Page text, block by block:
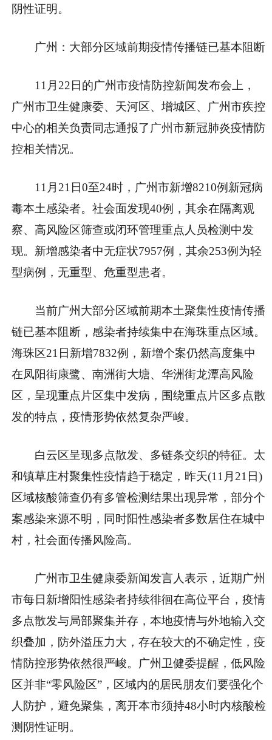
阴性证明。
广州：大部分区域前期疫情传播链已基本阻断
11月22日的广州市疫情防控新闻发布会上，
广州市卫生健康委、天河区、增城区、广州市疾控
中心的相关负责同志通报了广州市新冠肺炎疫情防
控相关情况。
11月21日0至24时，广州市新增8210例新冠病
毒本土感染者。社会面发现40例，其余在隔离观
察、高风险区筛查或闭环管理重点人员检测中发
现。新增感染者中无症状7957例，其余253例为轻
型病例，无重型、危重型患者。
当前广州大部分区域前期本土聚集性疫情传播
链已基本阻断，感染者持续集中在海珠重点区域。
海珠区21日新增7832例，新增个案仍然高度集中
在凤阳街康鹭、南洲街大塘、华洲街龙潭高风险
区，呈现重点片区集中发病，围绕重点片区多点散
发的特点，疫情形势依然复杂严峻。
白云区呈现多点散发、多链条交织的特征。太
和镇草庄村聚集性疫情趋于稳定，昨天(11月21日)
区域核酸筛查仍有多管检测结果出现异常，部分个
案感染来源不明，同时阳性感染者多数居住在城中
村，社会面传播风险高。
广州市卫生健康委新闻发言人表示，近期广州
市每日新增阳性感染者持续徘徊在高位平台，疫情
多点散发与局部聚集并存，本地疫情与外地输入交
织叠加，防外溢压力大，存在较大的不确定性，疫
情防控形势依然很严峻。广州卫健委提醒，低风险
区并非“零风险区”，区域内的居民朋友们要强化个
人防护，避免聚集，离开本市须持48小时内核酸检
测阴性证明。